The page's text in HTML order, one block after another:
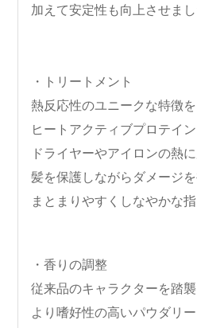
加えて安定性も向上させまし
・トリートメント
熱反応性のユニークな特徴
ヒートアクティブプロテイン
ドライヤーやアイロンの熱
髪を保護しながらダメージを
まとまりやすくしなやかな
・香りの調整
従来品のキャラクターを踏
より嗜好性の高いパウダリー